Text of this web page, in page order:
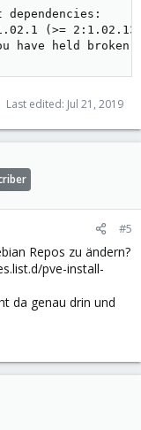
dependencies:
(>=
have held broken
Last edited: Jul 21, 2019
#5
Repos zu ändern?
pve-install-
da genau drin und